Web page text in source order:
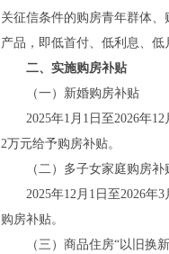
关征信条件的购房青年群体
产品，即低首付、低利息、低
二、实施购房补贴
（一）新婚购房补贴
2025年1月1日至2026年12
2万元给予购房补贴。
（二）多子女家庭购房补
2025年12月1日至2026年3
购房补贴。
（三）商品住房“以旧换新